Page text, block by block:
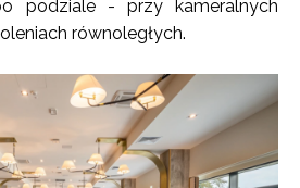
podziale - przy kameralnych
równoległych.